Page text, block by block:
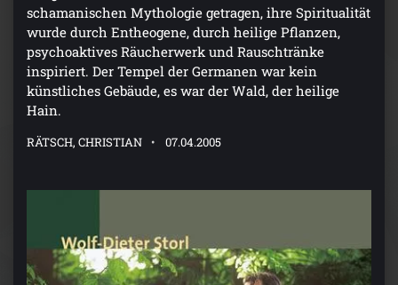
schamanischen Mythologie getragen, ihre Spiritualität
wurde durch Entheogene, durch heilige Pflanzen,
psychoaktives Räucherwerk und Rauschtränke
inspiriert. Der Tempel der Germanen war kein
künstliches Gebäude, es war der Wald, der heilige
Hain.
RÄTSCH, CHRISTIAN 07.04.2005